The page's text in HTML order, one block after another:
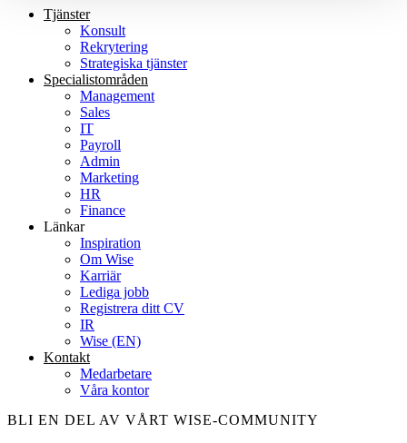
Tjänster
Konsult
Rekrytering
Strategiska tjänster
Specialist­områden
Management
Sales
IT
Payroll
Admin
Marketing
HR
Finance
Länkar
Inspiration
Om Wise
Karriär
Lediga jobb
Registrera ditt CV
IR
Wise (EN)
Kontakt
Medarbetare
Våra kontor
BLI EN DEL AV VÅRT WISE-COMMUNITY